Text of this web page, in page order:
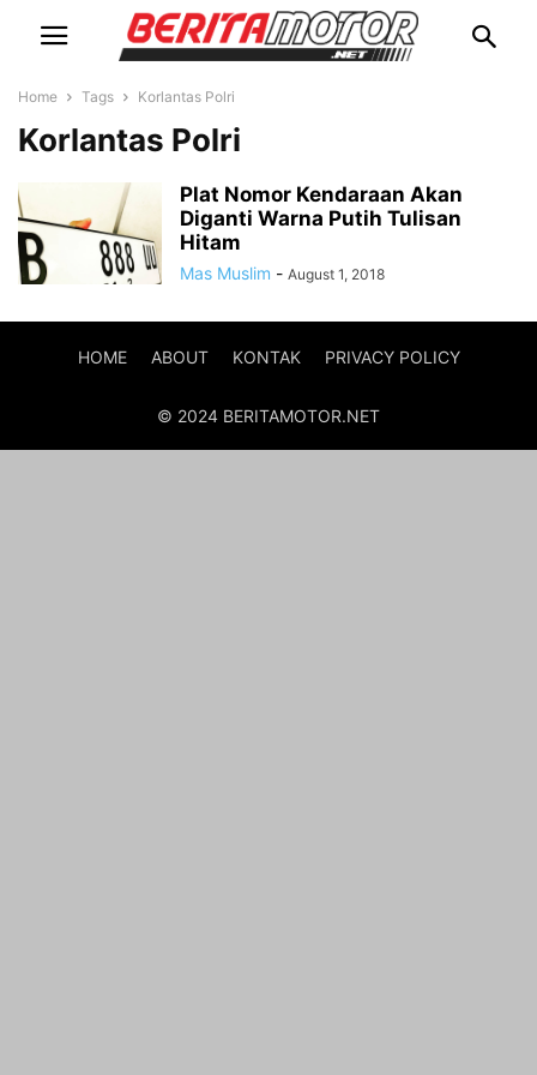
Home Tags Korlantas Polri
Korlantas Polri
Plat Nomor Kendaraan Akan
Diganti Warna Putih Tulisan
Hitam
Mas Muslim - August 1, 2018
HOME ABOUT KONTAK PRIVACY POLICY
© 2024 BERITAMOTOR.NET